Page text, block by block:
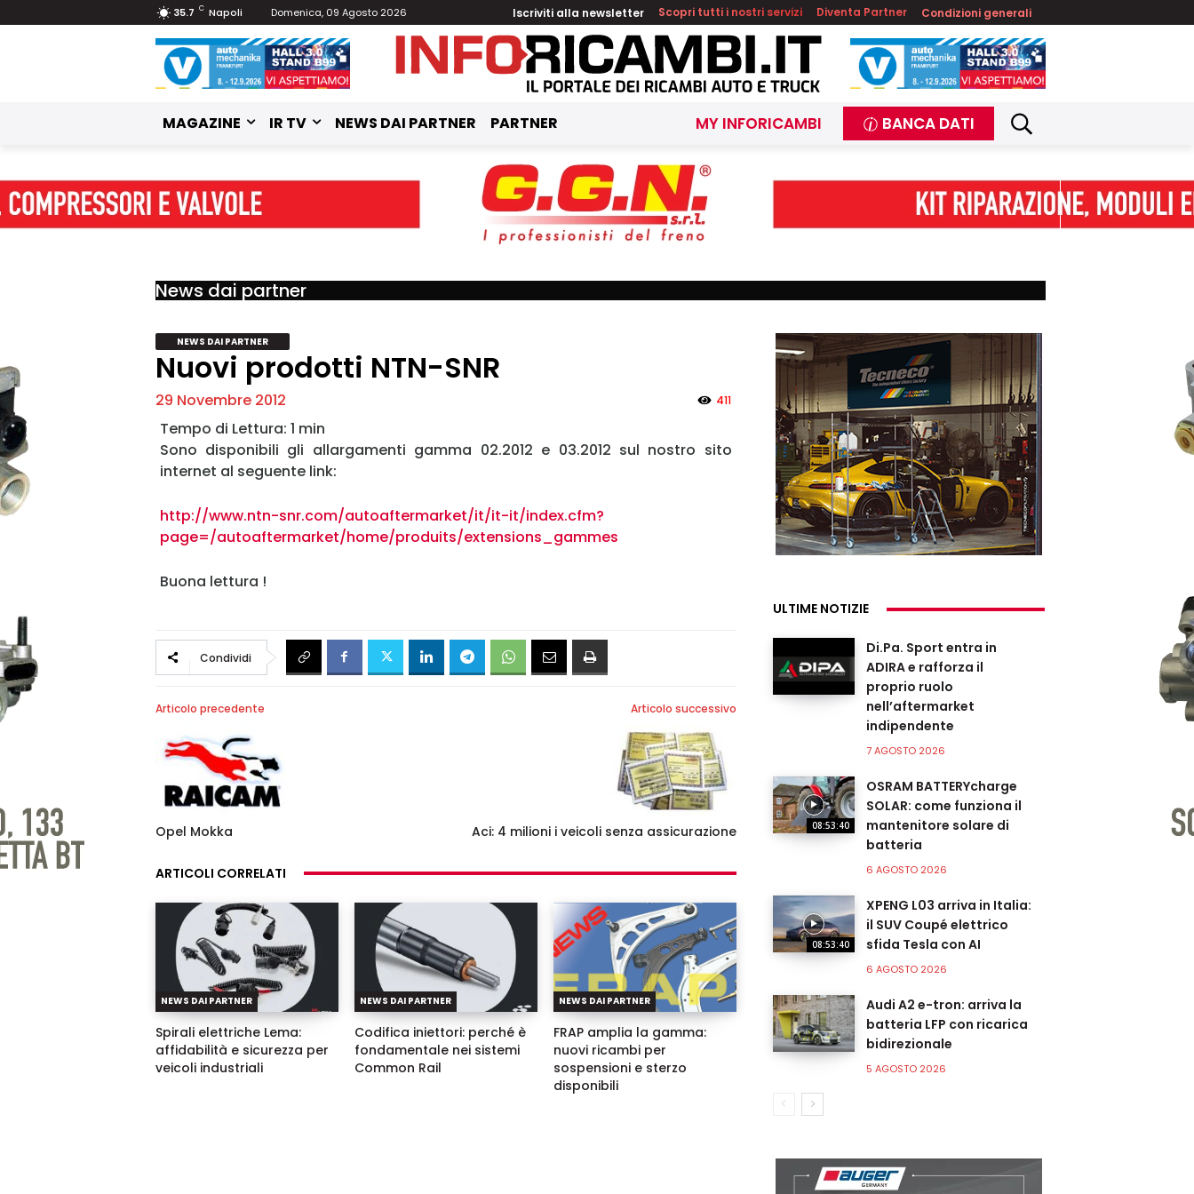
MY INFORICAMBI
Password
Ricordami
Accedi
35.7 C Napoli Domenica, 09 Agosto 2026 Iscriviti alla newsletter Scopri tutti i nostri servizi Diventa Partner Condizioni generali
MAGAZINE IR TV NEWS DAI PARTNER PARTNER MY INFORICAMBI BANCA DATI
News dai partner
NEWS DAI PARTNER
Nuovi prodotti NTN-SNR
29 Novembre 2012 411
Sono disponibili gli allargamenti gamma 02.2012 e 03.2012 sul nostro sito
internet al seguente link:
http://www.ntn-snr.com/autoaftermarket/it/it-it/index.cfm?
page=/autoaftermarket/home/produits/extensions_gammes
Buona lettura !
Condividi
Articolo precedente
Opel Mokka
Articolo successivo
Aci: 4 milioni i veicoli senza assicurazione
ARTICOLI CORRELATI
NEWS DAI PARTNER
Spirali elettriche Lema:
affidabilità e sicurezza per
veicoli industriali
NEWS DAI PARTNER
Codifica iniettori: perché è
fondamentale nei sistemi
Common Rail
NEWS DAI PARTNER
FRAP amplia la gamma:
nuovi ricambi per
sospensioni e sterzo
disponibili
ULTIME NOTIZIE
Di.Pa. Sport entra in
ADIRA e rafforza il
proprio ruolo
nell’aftermarket
indipendente
7 AGOSTO 2026
08:53:40
OSRAM BATTERYcharge
SOLAR: come funziona il
mantenitore solare di
batteria
6 AGOSTO 2026
08:53:40
XPENG L03 arriva in Italia:
il SUV Coupé elettrico
sfida Tesla con AI
6 AGOSTO 2026
Audi A2 e-tron: arriva la
batteria LFP con ricarica
bidirezionale
5 AGOSTO 2026